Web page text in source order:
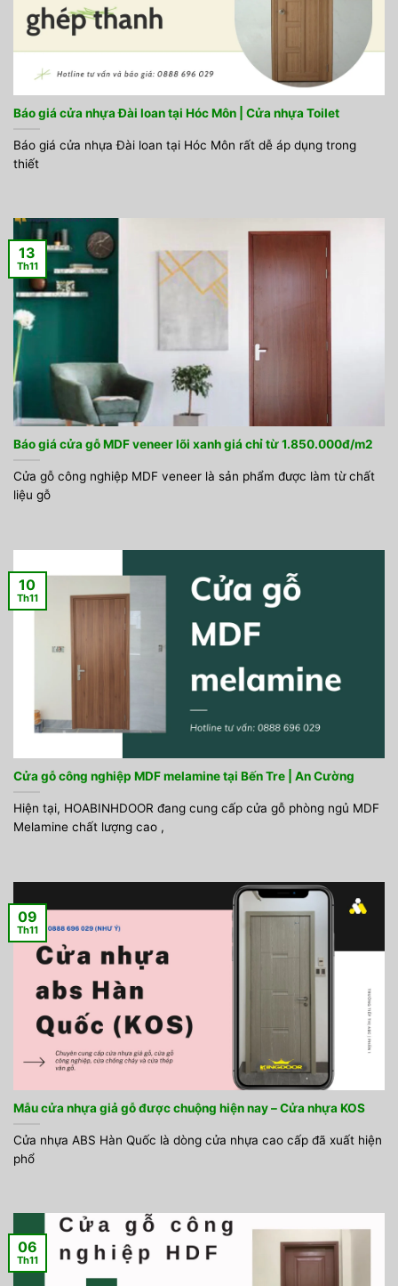
Báo giá cửa nhựa Đài loan tại Hóc Môn | Cửa nhựa Toilet
Báo giá cửa nhựa Đài loan tại Hóc Môn rất dễ áp dụng trong
thiết
Báo giá cửa gỗ MDF veneer lõi xanh giá chỉ từ 1.850.000đ/m2
Cửa gỗ công nghiệp MDF veneer là sản phẩm được làm từ chất
liệu gỗ
13
Th11
Cửa gỗ công nghiệp MDF melamine tại Bến Tre | An Cường
Hiện tại, HOABINHDOOR đang cung cấp cửa gỗ phòng ngủ MDF
Melamine chất lượng cao ,
10
Th11
Mẫu cửa nhựa giả gỗ được chuộng hiện nay – Cửa nhựa KOS
Cửa nhựa ABS Hàn Quốc là dòng cửa nhựa cao cấp đã xuất hiện
phổ
09
Th11
06
Th11